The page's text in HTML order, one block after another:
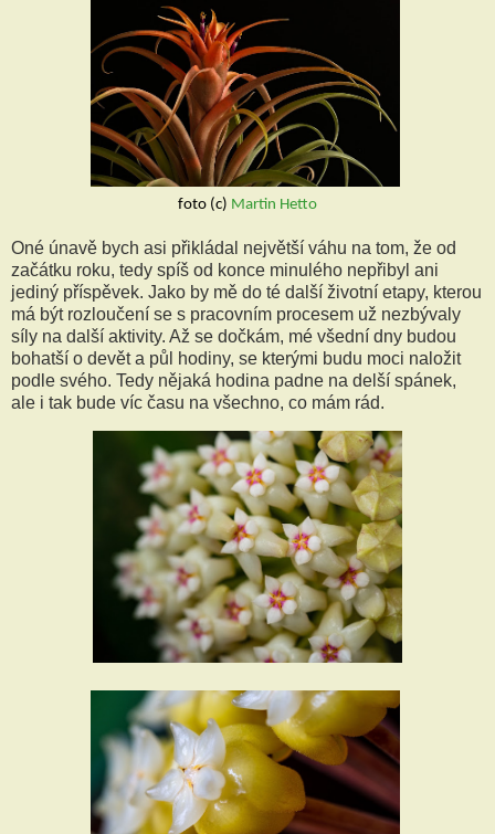
foto (c) Martin Hetto
Oné únavě bych asi přikládal největší váhu na tom, že od
začátku roku, tedy spíš od konce minulého nepřibyl ani
jediný příspěvek. Jako by mě do té další životní etapy, kterou
má být rozloučení se s pracovním procesem už nezbývaly
síly na další aktivity. Až se dočkám, mé všední dny budou
bohatší o devět a půl hodiny, se kterými budu moci naložit
podle svého. Tedy nějaká hodina padne na delší spánek,
ale i tak bude víc času na všechno, co mám rád.